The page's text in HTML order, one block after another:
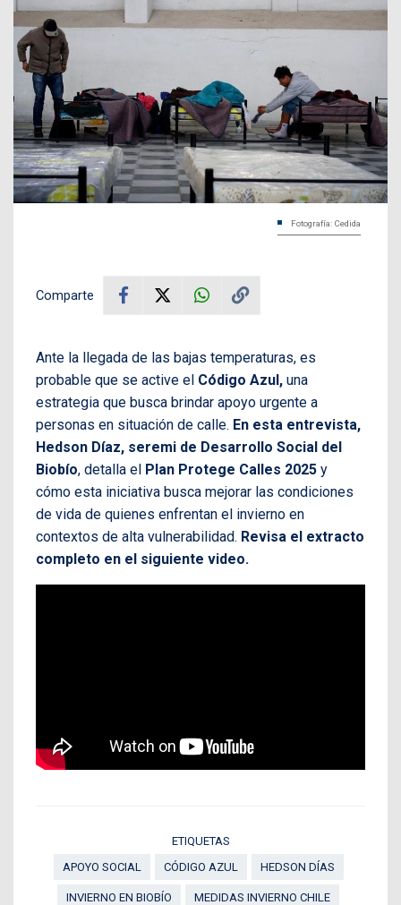
Fotografía: Cedida
Comparte
Ante la llegada de las bajas temperaturas, es
probable que se active el Código Azul, una
estrategia que busca brindar apoyo urgente a
personas en situación de calle. En esta entrevista,
Hedson Díaz, seremi de Desarrollo Social del
Biobío, detalla el Plan Protege Calles 2025 y
cómo esta iniciativa busca mejorar las condiciones
de vida de quienes enfrentan el invierno en
contextos de alta vulnerabilidad. Revisa el extracto
completo en el siguiente video.
ETIQUETAS
APOYO SOCIAL
CÓDIGO AZUL HEDSON DÍAS
INVIERNO EN BIOBÍO MEDIDAS INVIERNO CHILE